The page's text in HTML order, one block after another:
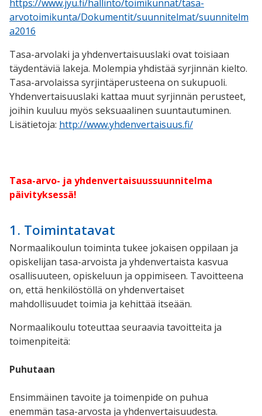
https://www.jyu.fi/hallinto/toimikunnat/tasa-
arvotoimikunta/Dokumentit/suunnitelmat/suunnitelm
a2016
Tasa-arvolaki ja yhdenvertaisuuslaki ovat toisiaan
täydentäviä lakeja. Molempia yhdistää syrjinnän kielto.
Tasa-arvolaissa syrjintäperusteena on sukupuoli.
Yhdenvertaisuuslaki kattaa muut syrjinnän perusteet,
joihin kuuluu myös seksuaalinen suuntautuminen.
Lisätietoja: http://www.yhdenvertaisuus.fi/
Tasa-arvo- ja yhdenvertaisuussuunnitelma
päivityksessä!
1. Toimintatavat
Normaalikoulun toiminta tukee jokaisen oppilaan ja
opiskelijan tasa-arvoista ja yhdenvertaista kasvua
osallisuuteen, opiskeluun ja oppimiseen. Tavoitteena
on, että henkilöstöllä on yhdenvertaiset
mahdollisuudet toimia ja kehittää itseään.
Normaalikoulu toteuttaa seuraavia tavoitteita ja
toimenpiteitä:
Puhutaan
Ensimmäinen tavoite ja toimenpide on puhua
enemmän tasa-arvosta ja yhdenvertaisuudesta.